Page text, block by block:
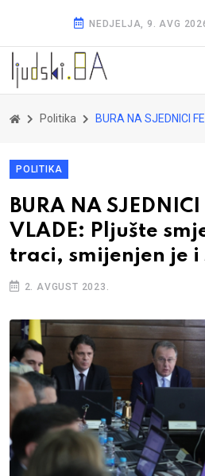
NEDJELJA, 9. AVG
Politika BURA NA SJEDNICI FEDERALNE VLADE: Pljušte smjene kao na
POLITIKA
BURA NA SJEDNICI
VLADE: Pljušte
traci, smijenjen je i
2. AVGUST 2023.